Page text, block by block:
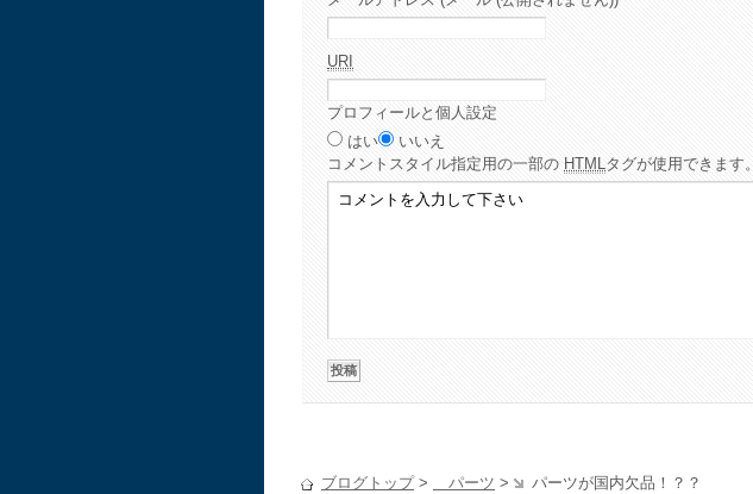
URI
プロフィールと個人設定
はい
いいえ
コメント スタイル指定用の一部の HTMLタグが使用できます。
ブログトップ> パーツ > パーツが国内欠品！？？